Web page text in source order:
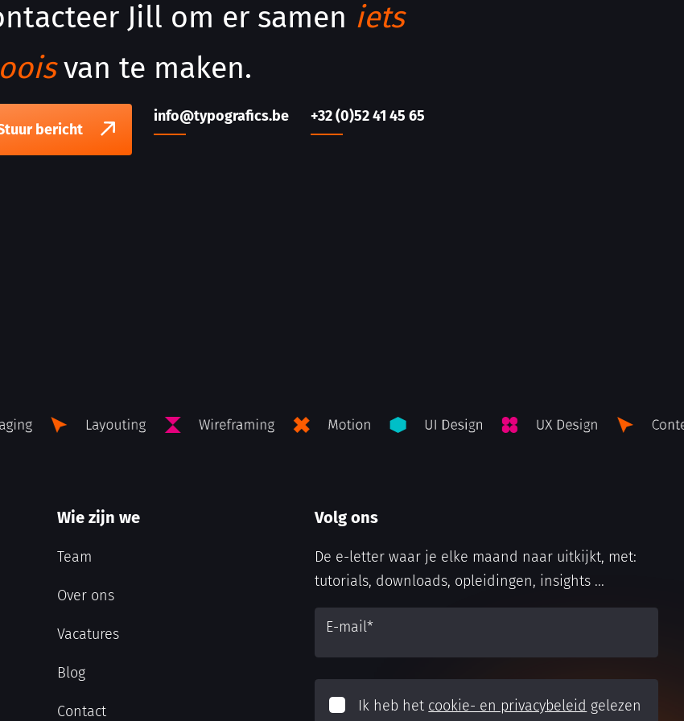
Jill om er samen iets
van te maken.
bericht
info@typografics.be +32 (0)52 41 45 65
Wie zijn we
Team
Over ons
Vacatures
Blog
Contact
Volg ons
De e-letter waar je elke maand naar uitkijkt, met:
tutorials, downloads, opleidingen, insights ...
E-mail*
Ik heb het cookie- en privacybeleid gelezen